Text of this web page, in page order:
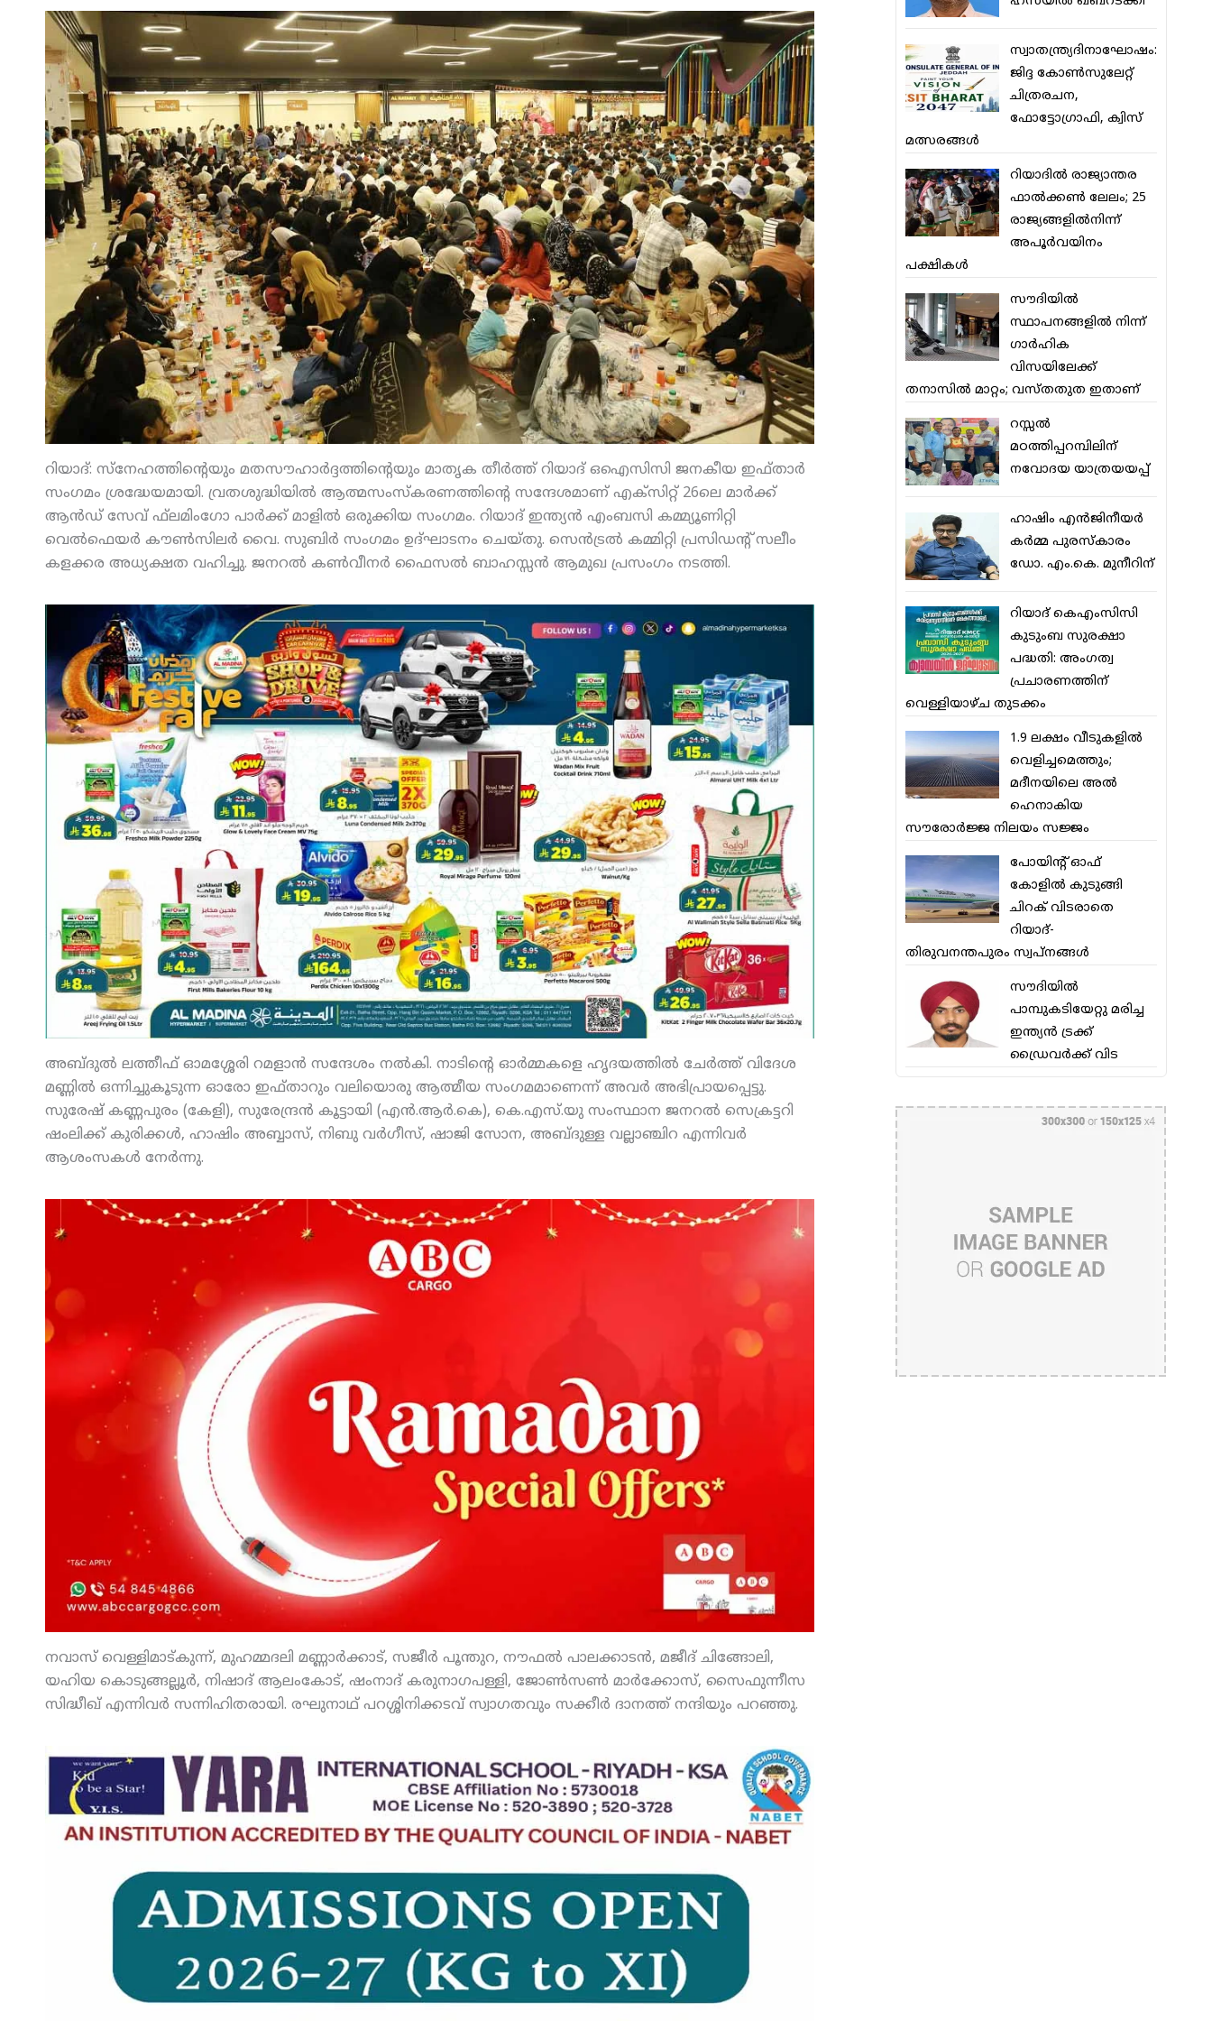
റിയാദ്: സ്‌നേഹത്തിന്റെയും മതസൗഹാര്‍ദ്ദത്തിന്റെയും മാതൃക തീര്‍ത്ത് റിയാദ് ഒഐസിസി ജനകീയ ഇഫ്താര്‍
സംഗമം ശ്രദ്ധേയമായി. വ്രതശുദ്ധിയില്‍ ആത്മസംസ്‌കരണത്തിന്റെ സന്ദേശമാണ് എക്‌സിറ്റ് 26ലെ മാര്‍ക്ക്
ആന്‍ഡ് സേവ് ഫ്‌ലമിംഗോ പാര്‍ക്ക് മാളില്‍ ഒരുക്കിയ സംഗമം. റിയാദ് ഇന്ത്യന്‍ എംബസി കമ്മ്യൂണിറ്റി
വെല്‍ഫെയര്‍ കൗണ്‍സിലര്‍ വൈ. സുബിര്‍ സംഗമം ഉദ്ഘാടനം ചെയ്തു. സെന്‍ട്രല്‍ കമ്മിറ്റി പ്രസിഡന്റ് സലീം
കളക്കര അധ്യക്ഷത വഹിച്ചു. ജനറല്‍ കണ്‍വീനര്‍ ഫൈസല്‍ ബാഹസ്സന്‍ ആമുഖ പ്രസംഗം നടത്തി.
അബ്ദുല്‍ ലത്തീഫ് ഓമശ്ശേരി റമളാന്‍ സന്ദേശം നല്‍കി. നാടിന്റെ ഓര്‍മ്മകളെ ഹൃദയത്തില്‍ ചേര്‍ത്ത് വിദേശ
മണ്ണില്‍ ഒന്നിച്ചുകൂടുന്ന ഓരോ ഇഫ്താറും വലിയൊരു ആത്മീയ സംഗമമാണെന്ന് അവര്‍ അഭിപ്രായപ്പെട്ടു.
സുരേഷ് കണ്ണപുരം (കേളി), സുരേന്ദ്രന്‍ കൂട്ടായി (എന്‍.ആര്‍.കെ), കെ.എസ്.യു സംസ്ഥാന ജനറല്‍ സെക്രട്ടറി
ഷംലിക്ക് കുരിക്കള്‍, ഹാഷിം അബ്ബാസ്, നിബു വര്‍ഗീസ്, ഷാജി സോന, അബ്ദുള്ള വല്ലാഞ്ചിറ എന്നിവര്‍
ആശംസകള്‍ നേര്‍ന്നു.
നവാസ് വെള്ളിമാട്കുന്ന്, മുഹമ്മദലി മണ്ണാര്‍ക്കാട്, സജീര്‍ പൂന്തുറ, നൗഫല്‍ പാലക്കാടന്‍, മജീദ് ചിങ്ങോലി,
യഹിയ കൊടുങ്ങല്ലൂര്‍, നിഷാദ് ആലംകോട്, ഷംനാദ് കരുനാഗപള്ളി, ജോണ്‍സണ്‍ മാര്‍ക്കോസ്, സൈഫുന്നീസ
സിദ്ധീഖ് എന്നിവര്‍ സന്നിഹിതരായി. രഘുനാഥ് പറശ്ശിനിക്കടവ് സ്വാഗതവും സക്കീര്‍ ദാനത്ത് നന്ദിയും പറഞ്ഞു.
സ്വാതന്ത്ര്യദിനാഘോഷം:
ജിദ്ദ കോണ്‍സുലേറ്റ്
ചിത്രരചന,
ഫോട്ടോഗ്രാഫി, ക്വിസ്
മത്സരങ്ങള്‍
റിയാദില്‍ രാജ്യാന്തര
ഫാല്‍ക്കണ്‍ ലേലം; 25
രാജ്യങ്ങളില്‍നിന്ന്
അപൂര്‍വയിനം
പക്ഷികള്‍
സൗദിയില്‍
സ്ഥാപനങ്ങളില്‍ നിന്ന്
ഗാര്‍ഹിക
വിസയിലേക്ക്
തനാസില്‍ മാറ്റം; വസ്തതുത ഇതാണ്
റസ്സല്‍
മഠത്തിപ്പറമ്പിലിന്
നവോദയ യാത്രയയപ്പ്
ഹാഷിം എന്‍ജിനീയര്‍
കര്‍മ്മ പുരസ്‌കാരം
ഡോ. എം.കെ. മുനീറിന്
റിയാദ് കെഎംസിസി
കുടുംബ സുരക്ഷാ
പദ്ധതി: അംഗത്വ
പ്രചാരണത്തിന്
വെള്ളിയാഴ്ച തുടക്കം
1.9 ലക്ഷം വീടുകളില്‍
വെളിച്ചമെത്തും;
മദീനയിലെ അല്‍
ഹെനാകിയ
സൗരോര്‍ജ്ജ നിലയം സജ്ജം
പോയിന്റ് ഓഫ്
കോളില്‍ കുടുങ്ങി
ചിറക് വിടരാതെ
റിയാദ്-
തിരുവനന്തപുരം സ്വപ്നങ്ങള്‍
സൗദിയിൽ
പാമ്പുകടിയേറ്റു മരിച്ച
ഇന്ത്യൻ ട്രക്ക്
ഡ്രൈവർക്ക് വിട